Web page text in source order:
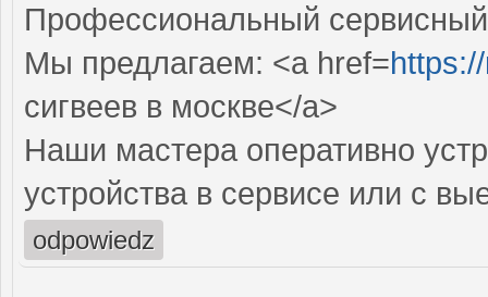
Профессиональный
Мы предлагаем: <a href=
сигвеев в москве</a>
Наши мастера оперативно
устройства в сервисе или с
odpowiedz